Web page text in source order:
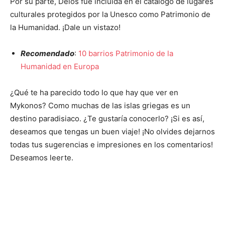
culturales protegidos por la Unesco como Patrimonio de
la Humanidad. ¡Dale un vistazo!
Recomendado: 10 barrios Patrimonio de la
Humanidad en Europa
¿Qué te ha parecido todo lo que hay que ver en
Mykonos? Como muchas de las islas griegas es un
destino paradisiaco. ¿Te gustaría conocerlo? ¡Si es así,
deseamos que tengas un buen viaje! ¡No olvides dejarnos
todas tus sugerencias e impresiones en los comentarios!
Deseamos leerte.